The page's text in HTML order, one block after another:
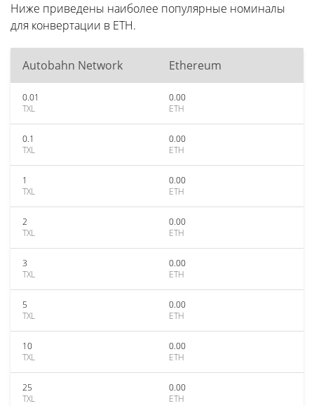
Ниже приведены наиболее популярные номиналы
для конвертации в ETH.
Autobahn Network Ethereum
0.01
TXL
0.00
ETH
0.1
TXL
0.00
ETH
1
TXL
0.00
ETH
2
TXL
0.00
ETH
3
TXL
0.00
ETH
5
TXL
0.00
ETH
10
TXL
0.00
ETH
25
TXL
0.00
ETH